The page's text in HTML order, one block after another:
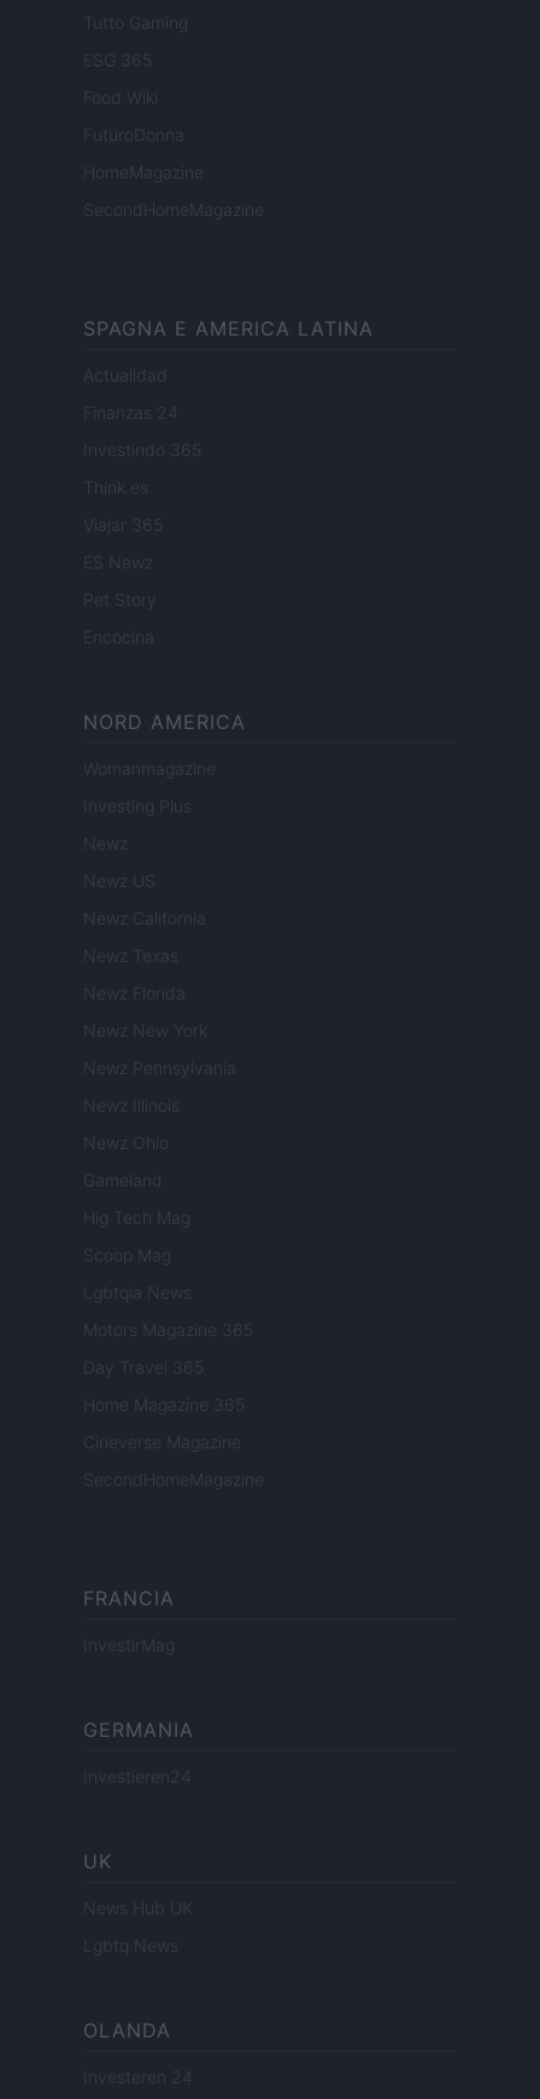
Tutto Gaming
ESG 365
Food Wiki
FuturoDonna
HomeMagazine
SecondHomeMagazine
SPAGNA E AMERICA LATINA
Actualidad
Finanzas 24
Investindo 365
Think.es
Viajar 365
ES Newz
Pet Story
Encocina
NORD AMERICA
Womanmagazine
Investing Plus
Newz
Newz US
Newz California
Newz Texas
Newz Florida
Newz New York
Newz Pennsylvania
Newz Illinois
Newz Ohio
Gameland
Hig Tech Mag
Scoop Mag
Lgbtqia News
Motors Magazine 365
Day Travel 365
Home Magazine 365
Cineverse Magazine
SecondHomeMagazine
FRANCIA
InvestirMag
GERMANIA
Investieren24
UK
News Hub UK
Lgbtq News
OLANDA
Investeren 24